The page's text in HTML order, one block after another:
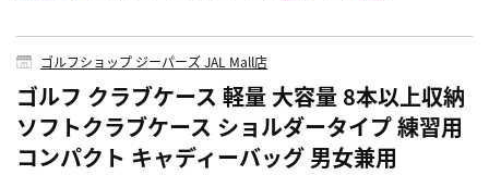
ゴルフショップ ジーパーズ JAL Mall店
ゴルフ クラブケース 軽量 大容量 8本以上収納
ソフトクラブケース ショルダータイプ 練習用
コンパクト キャディーバッグ 男女兼用